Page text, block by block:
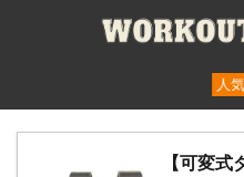
【
【可変